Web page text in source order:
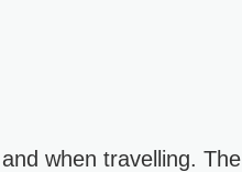
when travelling. The